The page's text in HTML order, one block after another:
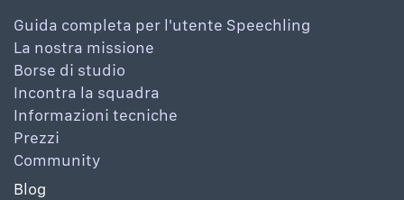
Guida completa per l'utente Speechling
La nostra missione
Borse di studio
Incontra la squadra
Informazioni tecniche
Prezzi
Community
Blog